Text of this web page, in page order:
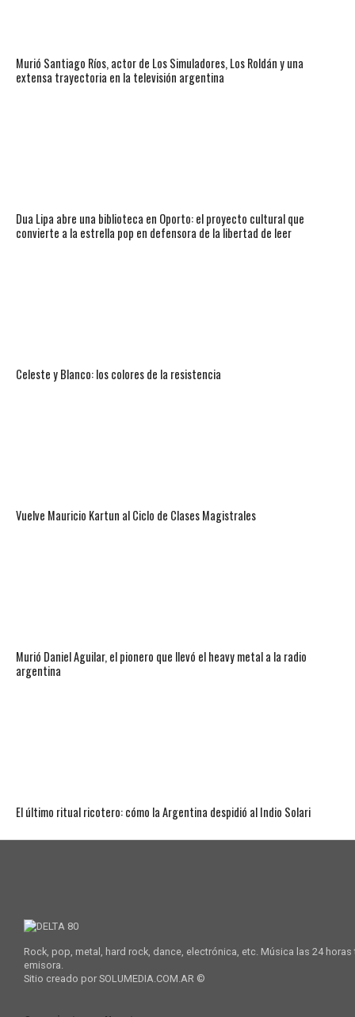
Murió Santiago Ríos, actor de Los Simuladores, Los Roldán y una
extensa trayectoria en la televisión argentina
Dua Lipa abre una biblioteca en Oporto: el proyecto cultural que
convierte a la estrella pop en defensora de la libertad de leer
Celeste y Blanco: los colores de la resistencia
Vuelve Mauricio Kartun al Ciclo de Clases Magistrales
Murió Daniel Aguilar, el pionero que llevó el heavy metal a la radio
argentina
El último ritual ricotero: cómo la Argentina despidió al Indio Solari
Rock, pop, metal, hard rock, dance, electrónica, etc. Música las 24
emisora.
Sitio creado por SOLUMEDIA.COM.AR ©